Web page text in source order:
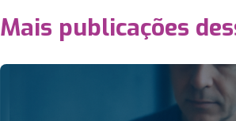
Mais publicações